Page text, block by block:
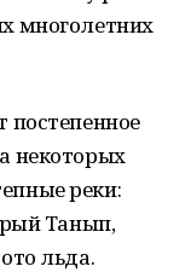
многолетних
постепенное
некоторых
реки:
Танып,
льда.